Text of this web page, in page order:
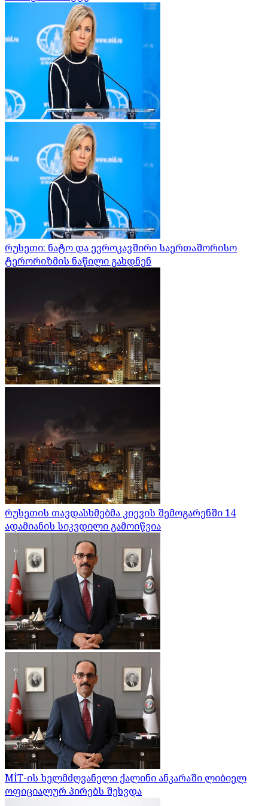
რუსეთი: ნატო და ევროკავშირი საერთაშორისო
ტერორიზმის ნაწილი გახდნენ
რუსეთის თავდასხმებმა კიევის შემოგარენში 14
ადამიანის სიკვდილი გამოიწვია
MİT-ის ხელმძღვანელი ქალინი ანკარაში ლიბიელ
ოფიციალურ პირებს შეხვდა